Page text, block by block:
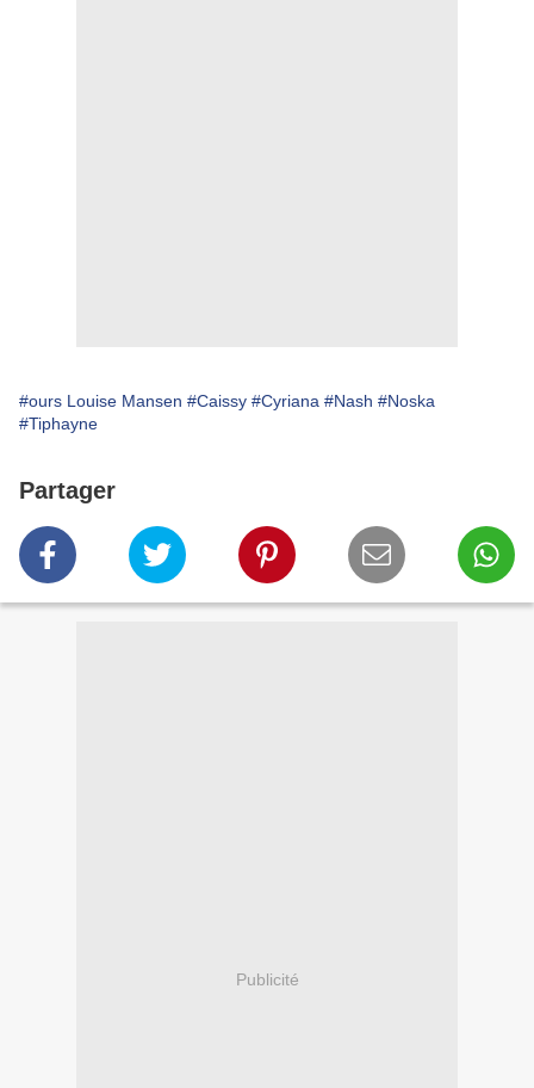
#ours Louise Mansen #Caissy #Cyriana #Nash #Noska
#Tiphayne
Partager
Publicité